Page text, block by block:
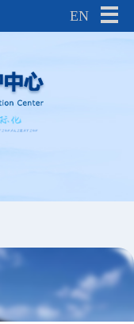
EN